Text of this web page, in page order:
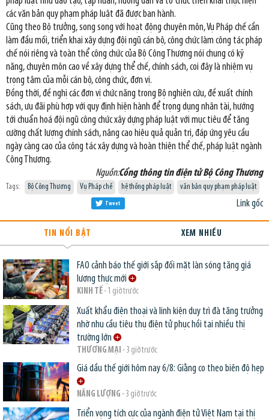
các văn bản quy phạm pháp luật đã được ban hành.
Cũng theo Bộ trưởng, song song với hoạt động chuyên môn, Vụ Pháp chế cần
làm đầu mối, triển khai xây dựng đội ngũ cán bộ, công chức làm công tác pháp
chế nói riêng và toàn thể công chức của Bộ Công Thương nói chung có kỹ
năng, chuyên môn cao về xây dựng thể chế, chính sách, coi đây là nhiệm vụ
trọng tâm của mỗi cán bộ, công chức, đơn vị.
Đồng thời, đề nghị các đơn vị chức năng trong Bộ nghiên cứu, đề xuất chính
sách, ưu đãi phù hợp với quy định hiện hành để trọng dụng nhân tài, hướng
tới chuẩn hoá đội ngũ công chức xây dựng pháp luật với mục tiêu để tăng
cường chất lượng chính sách, nâng cao hiệu quả quản trị, đáp ứng yêu cầu
ngày càng cao của công tác xây dựng và hoàn thiện thể chế, pháp luật ngành
Công Thương.
Nguồn:Cổng thông tin điện tử Bộ Công Thương
Tags: Bộ Công Thương Vụ Pháp chế hệ thống pháp luật văn bản quy phạm pháp luật
Link gốc
Tweet
TIN NỔI BẬT XEM NHIỀU
FAO cảnh báo thế giới sắp đối mặt làn sóng tăng giá
lương thực mới
KINH TẾ- 1 giờ trước
Xuất khẩu điện thoại và linh kiện duy trì đà tăng trưởng
nhờ nhu cầu tiêu thụ điện tử phục hồi tại nhiều thị
trường lớn
THƯƠNG MẠI - 3 giờ trước
Giá dầu thế giới hôm nay 6/8: Giằng co theo biên độ hẹp
NĂNG LƯỢNG - 3 giờ trước
Triển vọng tích cực của ngành điện tử Việt Nam tại thị